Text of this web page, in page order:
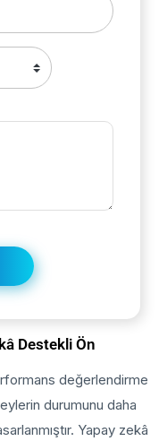
Destekli Ön
değerlendirme
durumunu daha
Yapay zekâ